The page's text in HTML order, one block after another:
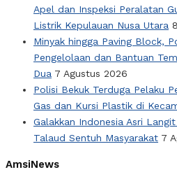
Apel dan Inspeksi Peralatan
Listrik Kepulauan Nusa Utara
Minyak hingga Paving Block,
Pengelolaan dan Bantuan
Dua 7 Agustus 2026
Polisi Bekuk Terduga Pelaku
Gas dan Kursi Plastik di
Galakkan Indonesia Asri
Talaud Sentuh Masyarakat 7
AmsiNews